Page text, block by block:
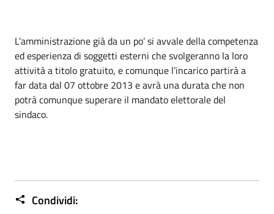
L’amministrazione già da un po’ si avvale della competenza
ed esperienza di soggetti esterni che svolgeranno la loro
attività a titolo gratuito, e comunque l’incarico partirà a
far data dal 07 ottobre 2013 e avrà una durata che non
potrà comunque superare il mandato elettorale del
sindaco.
Condividi: